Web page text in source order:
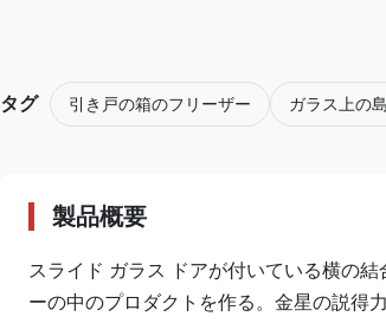
タグ 引き戸の箱のフリーザー ガラス上の
製品概要
スライド ガラス ドアが付いている横の
ーの中のプロダクトを作る。金星の説得